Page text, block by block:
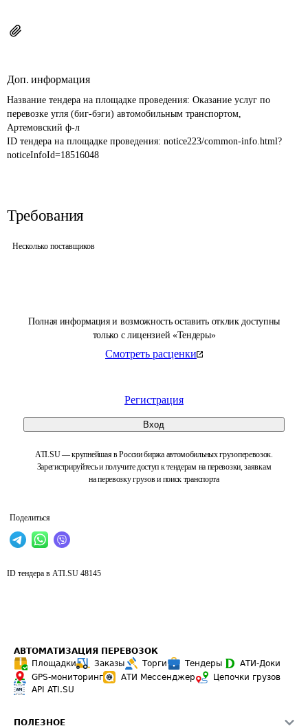
Полная информация и возможность оставить отклик доступны
только с лицензией «Тендеры»
Смотреть расценки
Регистрация
Вход
ATI.SU — крупнейшая в России биржа автомобильных грузоперевозок.
Зарегистрируйтесь и получите доступ к тендерам на перевозки, заявкам
на перевозку грузов и поиск транспорта
Поделиться
Доп. информация
Название тендера на площадке проведения: Оказание услуг по
перевозке угля (биг-бэги) автомобильным транспортом,
Артемовский ф-л
ID тендера на площадке проведения: notice223/common-info.html?
noticeInfoId=18516048
Требования
Несколько поставщиков
ID тендера в ATI.SU 48145
АВТОМАТИЗАЦИЯ ПЕРЕВОЗОК
Площадки
Заказы Торги Тендеры
АТИ-Доки
GPS-мониторинг
АТИ Мессенджер
Цепочки грузов
API ATI.SU
ПОЛЕЗНОЕ